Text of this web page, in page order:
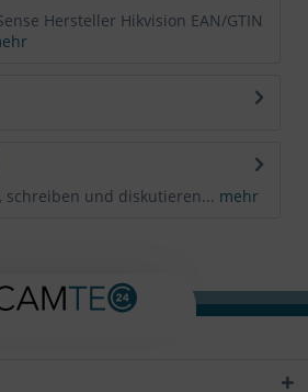
Hersteller Hikvision EAN/GTIN
schreiben und diskutieren... mehr